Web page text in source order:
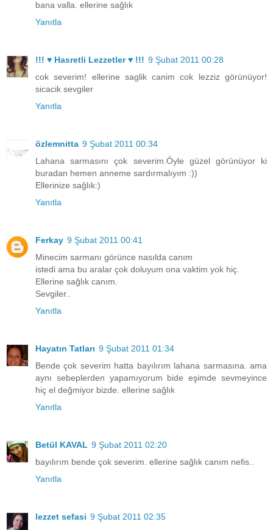
bana valla. ellerine sağlık
Yanıtla
!!! ♥ Hasretli Lezzetler ♥ !!! 9 Şubat 2011 00:28
cok severim! ellerine saglik canim cok lezziz görünüyor!
sicacik sevgiler
Yanıtla
özlemnitta 9 Şubat 2011 00:34
Lahana sarmasını çok severim.Öyle güzel görünüyor ki
buradan hemen anneme sardırmalıyım :))
Ellerinize sağlık:)
Yanıtla
Ferkay 9 Şubat 2011 00:41
Minecim sarmanı görünce nasılda canım
istedi ama bu aralar çok doluyum ona vaktim yok hiç.
Ellerine sağlık canım.
Sevgiler..
Yanıtla
Hayatın Tatları 9 Şubat 2011 01:34
Bende çok severim hatta bayılırım lahana sarmasına. ama
aynı sebeplerden yapamıyorum bide eşimde sevmeyince
hiç el değmiyor bizde. ellerine sağlık
Yanıtla
Betül KAVAL 9 Şubat 2011 02:20
bayılırım bende çok severim. ellerine sağlık canım nefis..
Yanıtla
lezzet sefasi 9 Şubat 2011 02:35